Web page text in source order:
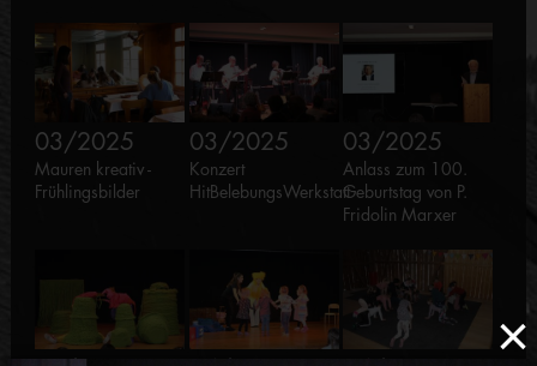
×
03/2025
Mauren kreativ -
Frühlingsbilder
03/2025
Konzert
HitBelebungsWerkstatt
03/2025
Anlass zum 100.
Geburtstag von P.
Fridolin Marxer